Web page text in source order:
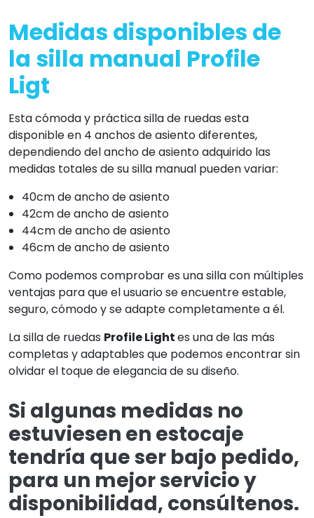
Medidas disponibles de
la silla manual Profile
Ligt
Esta cómoda y práctica silla de ruedas esta
disponible en 4 anchos de asiento diferentes,
dependiendo del ancho de asiento adquirido las
medidas totales de su silla manual pueden variar:
40cm de ancho de asiento
42cm de ancho de asiento
44cm de ancho de asiento
46cm de ancho de asiento
Como podemos comprobar es una silla con múltiples
ventajas para que el usuario se encuentre estable,
seguro, cómodo y se adapte completamente a él.
La silla de ruedas Profile Lightes una de las más
completas y adaptables que podemos encontrar sin
olvidar el toque de elegancia de su diseño.
Si algunas medidas no
estuviesen en estocaje
tendría que ser bajo pedido,
para un mejor servicio y
disponibilidad, consúltenos.